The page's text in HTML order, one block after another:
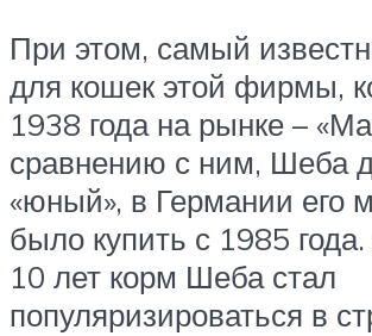
При этом, самый
для кошек этой фирмы,
1938 года на рынке –
сравнению с ним, Шеба
«юный», в Германии его
было купить с 1985
10 лет корм Шеба стал
популяризироваться в